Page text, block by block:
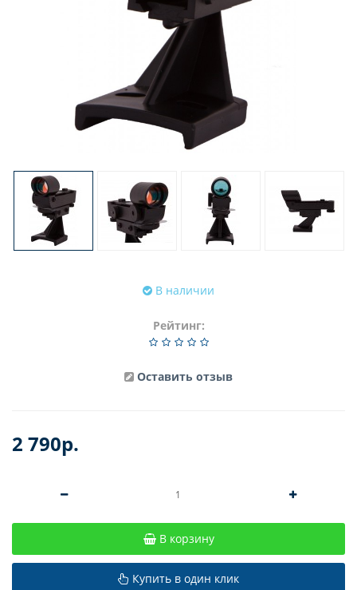
В наличии
Рейтинг:
Оставить отзыв
2 790р.
В корзину
Купить в один клик